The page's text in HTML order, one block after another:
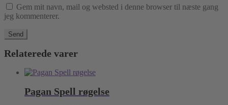
Gem mit navn, mail og websted i denne browser til næste gang
jeg kommenterer.
Relaterede varer
Pagan Spell røgelse